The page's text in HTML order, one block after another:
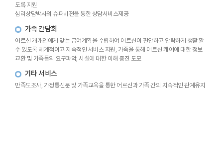
도록 지원
심리상담박사의 슈퍼비젼을 통한 상담서비스제공
가족 간담회
어르신 개개인에게 맞는 급여계획을 수립하여 어르신이 편안하고 안락하게 생활 할
수 있도록 체계적이고 지속적인 서비스 지원, 가족을 통해 어르신 케어에 대한 정보
교환 및 가족들의 요구파악, 시설에 대한 이해 증진 도모
기타 서비스
만족도조사, 가정통신문 및 가족교육을 통한 어르신과 가족 간의 지속적인 관계유지